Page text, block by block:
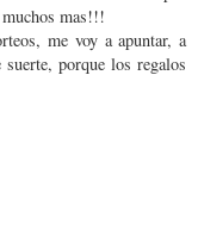
mas!!!
me voy a apuntar, a
porque los regalos